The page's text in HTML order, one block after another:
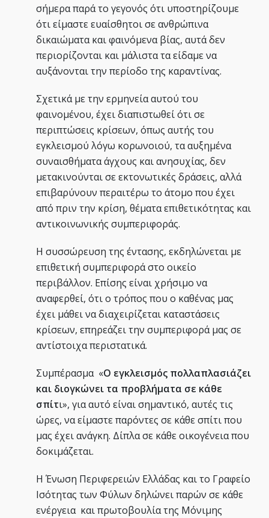
σήμερα παρά το γεγονός ότι υποστηρίζουμε
ότι είμαστε ευαίσθητοι σε ανθρώπινα
δικαιώματα και φαινόμενα βίας, αυτά δεν
περιορίζονται και μάλιστα τα είδαμε να
αυξάνονται την περίοδο της καραντίνας.
Σχετικά με την ερμηνεία αυτού του
φαινομένου, έχει διαπιστωθεί ότι σε
περιπτώσεις κρίσεων, όπως αυτής του
εγκλεισμού λόγω κορωνοιού, τα αυξημένα
συναισθήματα άγχους και ανησυχίας, δεν
μετακινούνται σε εκτονωτικές δράσεις, αλλά
επιβαρύνουν περαιτέρω το άτομο που έχει
από πριν την κρίση, θέματα επιθετικότητας και
αντικοινωνικής συμπεριφοράς.
Η συσσώρευση της έντασης, εκδηλώνεται με
επιθετική συμπεριφορά στο οικείο
περιβάλλον. Επίσης είναι χρήσιμο να
αναφερθεί, ότι ο τρόπος που ο καθένας μας
έχει μάθει να διαχειρίζεται καταστάσεις
κρίσεων, επηρεάζει την συμπεριφορά μας σε
αντίστοιχα περιστατικά.
Συμπέρασμα «Ο εγκλεισμός πολλαπλασιάζει
και διογκώνει τα προβλήματα σε κάθε
σπίτι», για αυτό είναι σημαντικό, αυτές τις
ώρες, να είμαστε παρόντες σε κάθε σπίτι που
μας έχει ανάγκη. Δίπλα σε κάθε οικογένεια που
δοκιμάζεται.
Η Ένωση Περιφερειών Ελλάδας και το Γραφείο
Ισότητας των Φύλων δηλώνει παρών σε κάθε
ενέργεια και πρωτοβουλία της Μόνιμης